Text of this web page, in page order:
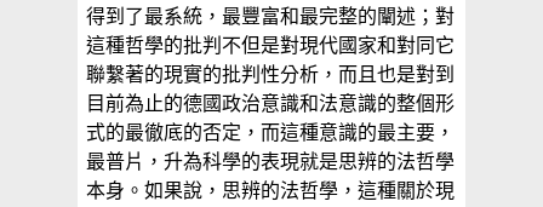
得到了最系統，最豐富和最完整的闡述；對
這種哲學的批判不但是對現代國家和對同它
聯繫著的現實的批判性分析，而且也是對到
目前為止的德國政治意識和法意識的整個形
式的最徹底的否定，而這種意識的最主要，
最普片，升為科學的表現就是思辨的法哲學
本身。如果說，思辨的法哲學，這種關於現